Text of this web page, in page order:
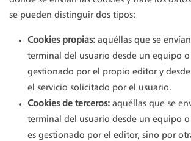
se pueden distinguir dos tipos:
Cookies propias: aquéllas que se
terminal del usuario desde un equipo
gestionado por el propio editor y desde
el servicio solicitado por el usuario.
Cookies de terceros: aquéllas que se
terminal del usuario desde un equipo
es gestionado por el editor, sino por